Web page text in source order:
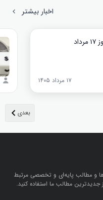
اخبار بیشتر
۱۷ مرداد ۱۴۰۵
و مطالب پایه‌ای و تخصصی مرتبط
جدیدترین مطالب ما استفاده کنید.